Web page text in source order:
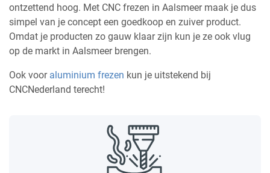
ontzettend hoog. Met CNC frezen in Aalsmeer maak je dus
simpel van je concept een goedkoop en zuiver product.
Omdat je producten zo gauw klaar zijn kun je ze ook vlug
op de markt in Aalsmeer brengen.
Ook voor aluminium frezen kun je uitstekend bij
CNCNederland terecht!